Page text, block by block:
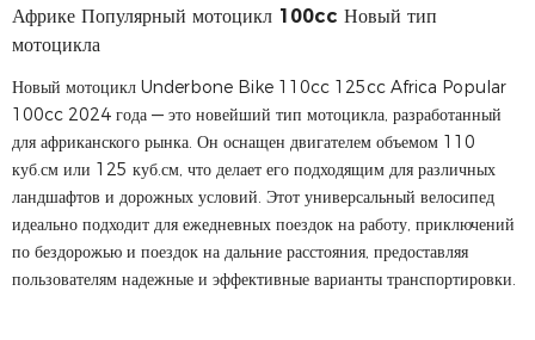
Африке Популярный мотоцикл 100cc Новый тип
мотоцикла
Новый мотоцикл Underbone Bike 110cc 125cc Africa Popular
100cc 2024 года — это новейший тип мотоцикла, разработанный
для африканского рынка. Он оснащен двигателем объемом 110
куб.см или 125 куб.см, что делает его подходящим для различных
ландшафтов и дорожных условий. Этот универсальный велосипед
идеально подходит для ежедневных поездок на работу, приключений
по бездорожью и поездок на дальние расстояния, предоставляя
пользователям надежные и эффективные варианты транспортировки.